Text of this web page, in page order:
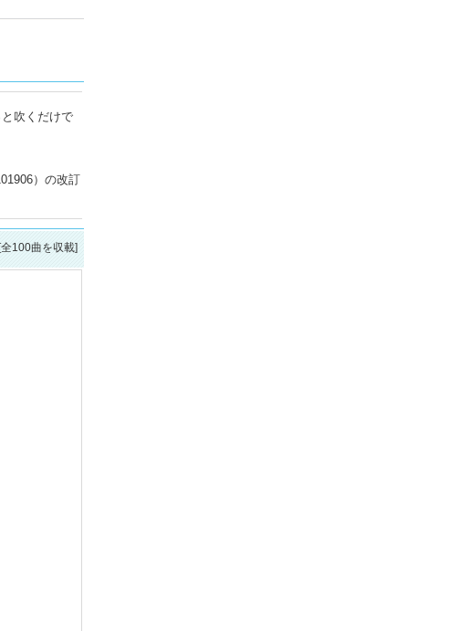
吹くだけで
）の改訂
100曲を収載]